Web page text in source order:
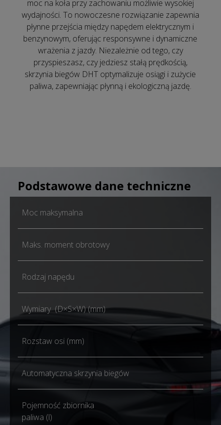
moc na koła przy zachowaniu możliwie wysokiej
wydajności. To nowoczesne rozwiązanie zapewnia
płynne przejścia między napędem elektrycznym i
benzynowym, oferując responsywne i dynamiczne
wrażenia z jazdy. Niezależnie od tego, czy
przyspieszasz, czy jedziesz stałą prędkością,
skrzynia biegów DHT optymalizuje osiągi i zużycie
paliwa, zapewniając płynną i ekologiczną jazdę.
Podstawowe dane techniczne
Moc maksymalna
Maks. moment obrotowy
Rodzaj napędu
Wymiary (D×S×W) (mm)
Rozstaw osi (mm)
Automatyczna skrzynia biegów
Pojemność zbiornika
paliwa (l)